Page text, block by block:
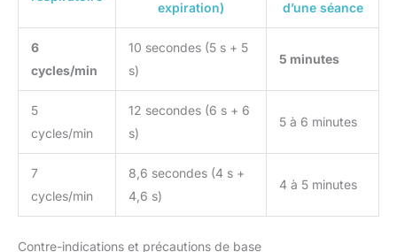
expiration)
d’une séance
6
cycles/min
10 secondes (5 s + 5
s)
5 minutes
5
cycles/min
12 secondes (6 s + 6
s)
5 à 6 minutes
7
cycles/min
8,6 secondes (4 s +
4,6 s)
4 à 5 minutes
Contre-indications et précautions de base